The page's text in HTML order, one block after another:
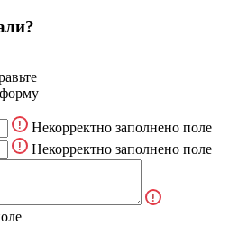
Некорректно заполнено поле
Некорректно заполнено поле